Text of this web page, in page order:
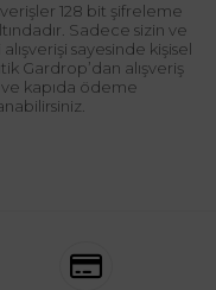
128 bit şifreleme
Sadece sizin ve
sayesinde kişisel
Gardrop’dan alışveriş
kapıda ödeme